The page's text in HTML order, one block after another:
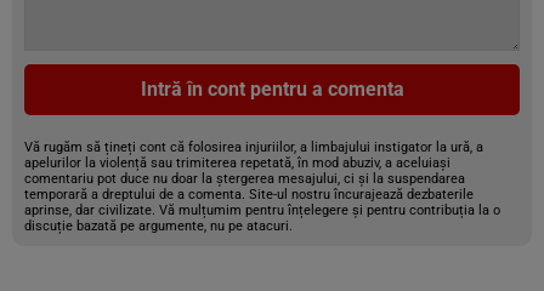
Intră în cont pentru a comenta
Vă rugăm să țineți cont că folosirea injuriilor, a limbajului instigator la ură, a
apelurilor la violență sau trimiterea repetată, în mod abuziv, a aceluiași
comentariu pot duce nu doar la ștergerea mesajului, ci și la suspendarea
temporară a dreptului de a comenta. Site-ul nostru încurajează dezbaterile
aprinse, dar civilizate. Vă mulțumim pentru înțelegere și pentru contribuția la o
discuție bazată pe argumente, nu pe atacuri.